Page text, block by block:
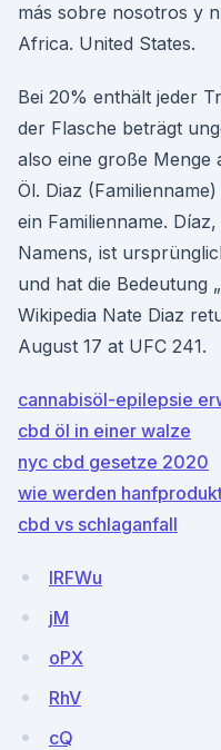
más sobre nosotros y
Africa. United States.
Bei 20% enthält jeder
der Flasche beträgt
also eine große
Öl. Diaz
ein Familienname.
Namens, ist
und hat die Bedeutung
Wikipedia Nate Diaz
August 17 at UFC 241.
cannabisöl-epilepsie
cbd öl in einer walze
nyc cbd gesetze 2020
wie werden
cbd vs schlaganfall
lRFWu
jM
oPX
RhV
cQ